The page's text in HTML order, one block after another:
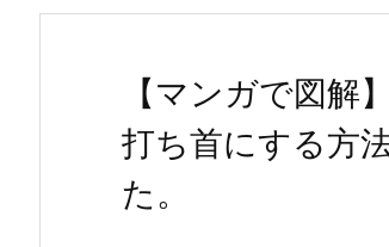
【マンガで図解
打ち首にする方
た。